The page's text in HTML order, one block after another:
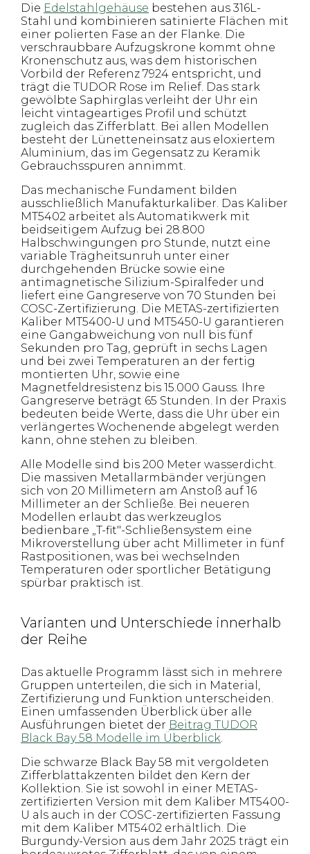
Die Edelstahlgehäuse bestehen aus 316L-
Stahl und kombinieren satinierte Flächen mit
einer polierten Fase an der Flanke. Die
verschraubbare Aufzugskrone kommt ohne
Kronenschutz aus, was dem historischen
Vorbild der Referenz 7924 entspricht, und
trägt die TUDOR Rose im Relief. Das stark
gewölbte Saphirglas verleiht der Uhr ein
leicht vintageartiges Profil und schützt
zugleich das Zifferblatt. Bei allen Modellen
besteht der Lünetteneinsatz aus eloxiertem
Aluminium, das im Gegensatz zu Keramik
Gebrauchsspuren annimmt.
Das mechanische Fundament bilden
ausschließlich Manufakturkaliber. Das Kaliber
MT5402 arbeitet als Automatikwerk mit
beidseitigem Aufzug bei 28.800
Halbschwingungen pro Stunde, nutzt eine
variable Trägheitsunruh unter einer
durchgehenden Brücke sowie eine
antimagnetische Silizium-Spiralfeder und
liefert eine Gangreserve von 70 Stunden bei
COSC-Zertifizierung. Die METAS-zertifizierten
Kaliber MT5400-U und MT5450-U garantieren
eine Gangabweichung von null bis fünf
Sekunden pro Tag, geprüft in sechs Lagen
und bei zwei Temperaturen an der fertig
montierten Uhr, sowie eine
Magnetfeldresistenz bis 15.000 Gauss. Ihre
Gangreserve beträgt 65 Stunden. In der Praxis
bedeuten beide Werte, dass die Uhr über ein
verlängertes Wochenende abgelegt werden
kann, ohne stehen zu bleiben.
Alle Modelle sind bis 200 Meter wasserdicht.
Die massiven Metallarmbänder verjüngen
sich von 20 Millimetern am Anstoß auf 16
Millimeter an der Schließe. Bei neueren
Modellen erlaubt das werkzeuglos
bedienbare „T-fit"-Schließensystem eine
Mikroverstellung über acht Millimeter in fünf
Rastpositionen, was bei wechselnden
Temperaturen oder sportlicher Betätigung
spürbar praktisch ist.
Varianten und Unterschiede innerhalb
der Reihe
Das aktuelle Programm lässt sich in mehrere
Gruppen unterteilen, die sich in Material,
Zertifizierung und Funktion unterscheiden.
Einen umfassenden Überblick über alle
Ausführungen bietet der Beitrag TUDOR
Black Bay 58 Modelle im Überblick.
Die schwarze Black Bay 58 mit vergoldeten
Zifferblattakzenten bildet den Kern der
Kollektion. Sie ist sowohl in einer METAS-
zertifizierten Version mit dem Kaliber MT5400-
U als auch in der COSC-zertifizierten Fassung
mit dem Kaliber MT5402 erhältlich. Die
Burgundy-Version aus dem Jahr 2025 trägt ein